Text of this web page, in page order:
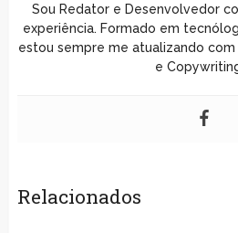
Sou Redator e Desenvolvedor
experiência. Formado em
estou sempre me atualizando com
e
Relacionados